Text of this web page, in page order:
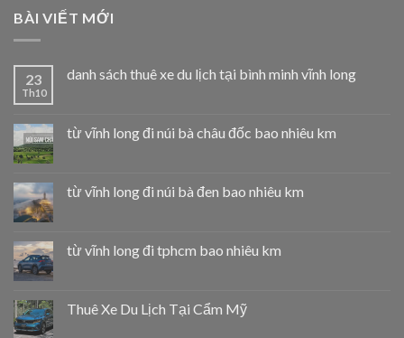
BÀI VIẾT MỚI
23
Th10
danh sách thuê xe du lịch tại bình minh vĩnh long
từ vĩnh long đi núi bà châu đốc bao nhiêu km
từ vĩnh long đi núi bà đen bao nhiêu km
từ vĩnh long đi tphcm bao nhiêu km
Thuê Xe Du Lịch Tại Cẩm Mỹ